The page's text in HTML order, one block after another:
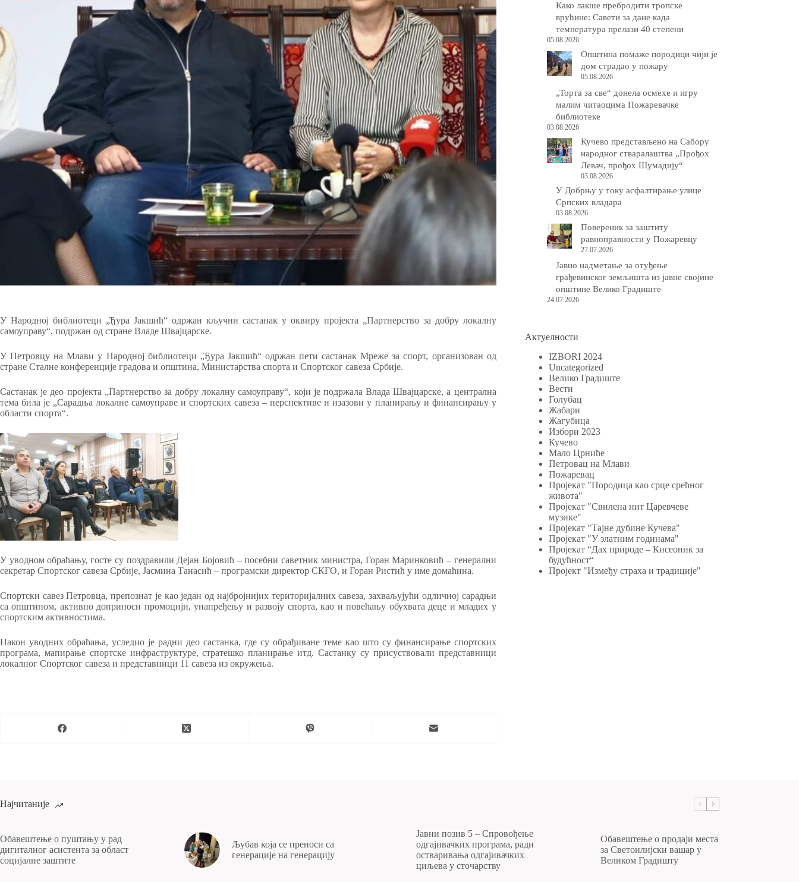
У Народној библиотеци „Ђура Јакшић“ одржан кључни састанак у оквиру пројекта „Партнерство за добру локалну
самоуправу“, подржан од стране Владе Швајцарске.
У Петровцу на Млави у Народној библиотеци „Ђура Јакшић“ одржан пети састанак Мреже за спорт, организован од
стране Сталне конференције градова и општина, Министарства спорта и Спортског савеза Србије.
Састанак је део пројекта „Партнерство за добру локалну самоуправу“, који је подржала Влада Швајцарске, а централна
тема била је „Сарадња локалне самоуправе и спортских савеза – перспективе и изазови у планирању и финансирању у
области спорта“.
У уводном обраћању, госте су поздравили Дејан Бојовић – посебни саветник министра, Горан Маринковић – генерални
секретар Спортског савеза Србије, Јасмина Танасић – програмски директор СКГО, и Горан Ристић у име домаћина.
Спортски савез Петровца, препознат је као један од најбројнијих територијалних савеза, захваљујући одличној сарадњи
са општином, активно доприноси промоцији, унапређењу и развоју спорта, као и повећању обухвата деце и младих у
спортским активностима.
Након уводних обраћања, уследио је радни део састанка, где су обрађиване теме као што су финансирање спортских
програма, мапирање спортске инфраструктуре, стратешко планирање итд. Састанку су присуствовали представници
локалног Спортског савеза и представници 11 савеза из окружења.
Како лакше пребродити тропске
врућине: Савети за дане када
температура прелази 40 степени
05.08.2026
Општина помаже породици чији је
дом страдао у пожару
05.08.2026
„Торта за све“ донела осмехе и игру
малим читаоцима Пожаревачке
библиотеке
03.08.2026
Кучево представљено на Сабору
народног стваралаштва „Прођох
Левач, прођох Шумадију“
03.08.2026
У Добрњу у току асфалтирање улице
Српских владара
03.08.2026
Повереник за заштиту
равноправности у Пожаревцу
27.07.2026
Јавно надметање за отуђење
грађевинског земљишта из јавне својине
општине Велико Градиште
24.07.2026
Актуелности
IZBORI 2024
Uncategorized
Велико Градиште
Вести
Голубац
Жабари
Жагубица
Избори 2023
Кучево
Мало Црниће
Петровац на Млави
Пожаревац
Пројекат "Породица као срце срећног
живота"
Пројекат "Свилена нит Царевчеве
музике"
Пројекат "Тајне дубине Кучева"
Пројекат "У златним годинама"
Пројекат “Дах природе – Кисеоник за
будућност“
Пројект "Између страха и традиције"
Најчитаније
Обавештење о пуштању у рад
дигиталног асистента за област
социјалне заштите
Љубав која се преноси са
генерације на генерацију
Јавни позив 5 – Спровођење
одгајивачких програма, ради
остваривања одгајивачких
циљева у сточарству
Обавештење о продаји места
за Светоилијски вашар у
Великом Градишту